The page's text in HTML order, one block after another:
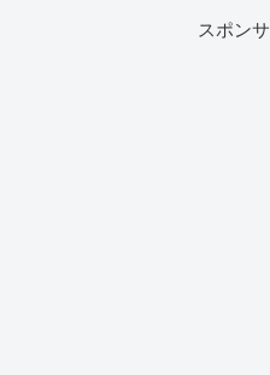
スポン